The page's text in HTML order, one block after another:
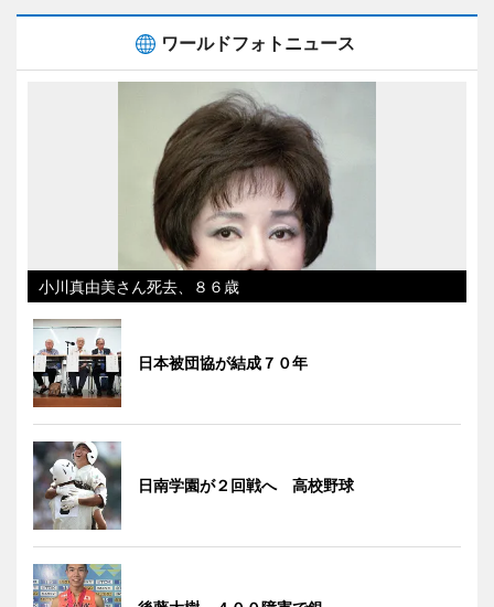
ワールドフォトニュース
小川真由美さん死去、８６歳
日本被団協が結成７０年
日南学園が２回戦へ 高校野球